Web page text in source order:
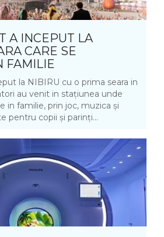
A INCEPUT LA
CARE SE
FAMILIE
la NIBIRU cu o prima seara in
au venit in stațiunea unde
in familie, prin joc, muzica și
pentru copii și parinți...